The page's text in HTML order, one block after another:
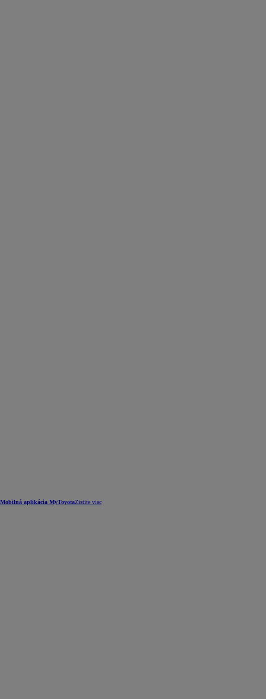
Mobilná aplikácia MyToyotaZistite viac